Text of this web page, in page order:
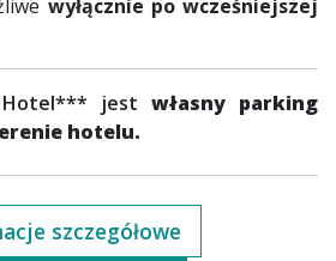
wyłącznie po wcześniejszej
Hotel*** jest własny parking
hotelu.
szczegółowe